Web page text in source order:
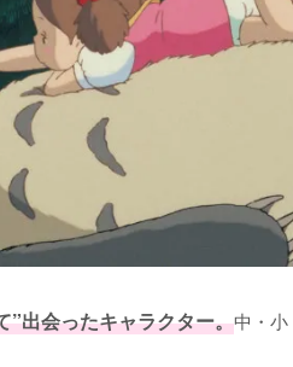
”出会ったキャラクター。中・